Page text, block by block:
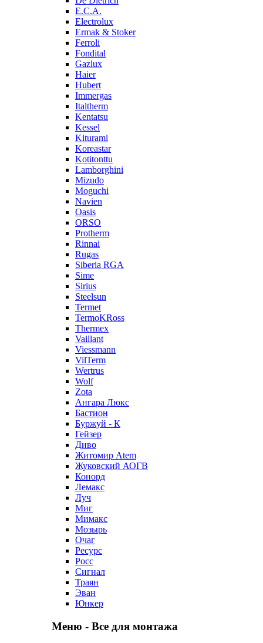
E.C.A.
Electrolux
Ermak & Stoker
Ferroli
Fondital
Gazlux
Haier
Hubert
Immergas
Italtherm
Kentatsu
Kessel
Kiturami
Koreastar
Kotitonttu
Lamborghini
Mizudo
Moguchi
Navien
Oasis
ORSO
Protherm
Rinnai
Rugas
Siberia RGA
Sime
Sirius
Steelsun
Termet
TermoKRoss
Thermex
Vaillant
Viessmann
VilTerm
Wertrus
Wolf
Zota
Ангара Люкс
Бастион
Буржуй - К
Гейзер
Диво
Житомир Аtem
Жуковский АОГВ
Конорд
Лемакс
Луч
Миг
Мимакс
Мозырь
Очаг
Ресурс
Росс
Сигнал
Траян
Эван
Юнкер
Меню - Все для монтажа